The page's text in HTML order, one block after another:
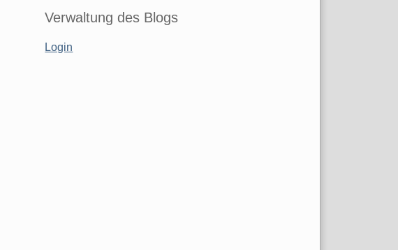
Verwaltung des Blogs
Login